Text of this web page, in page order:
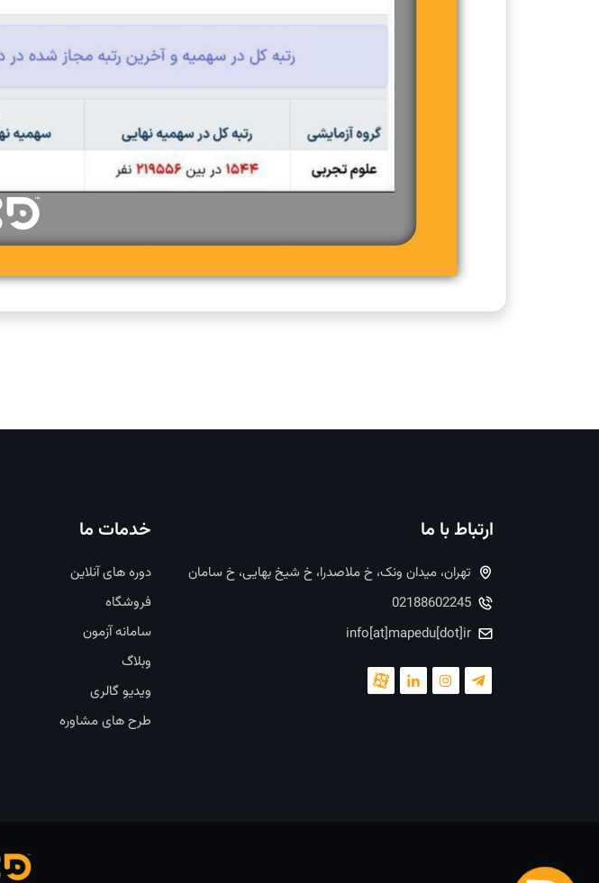
ارتباط با ما
تهران، میدان ونک، خ ملاصدرا، خ شیخ بهایی، خ سامان
02188602245
info[at]mapedu[dot]ir
خدمات ما
دوره های آنلاین
فروشگاه
سامانه آزمون
وبلاگ
ویدیو گالری
طرح های مشاوره